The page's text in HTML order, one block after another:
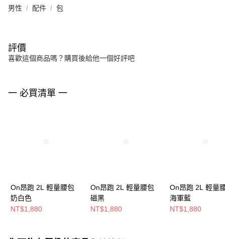
男性 配件 包
評價
喜歡這個商品嗎？購買後給他一個好評吧
一 必買清單 一
On昂跑 2L 輕量腰包
奶白色
NT$1,880
On昂跑 2L 輕量腰包
磁黑
NT$1,880
On昂跑 2L 輕量
海軍藍
NT$1,880